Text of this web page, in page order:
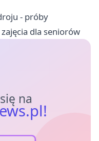
- próby
dla seniorów
na